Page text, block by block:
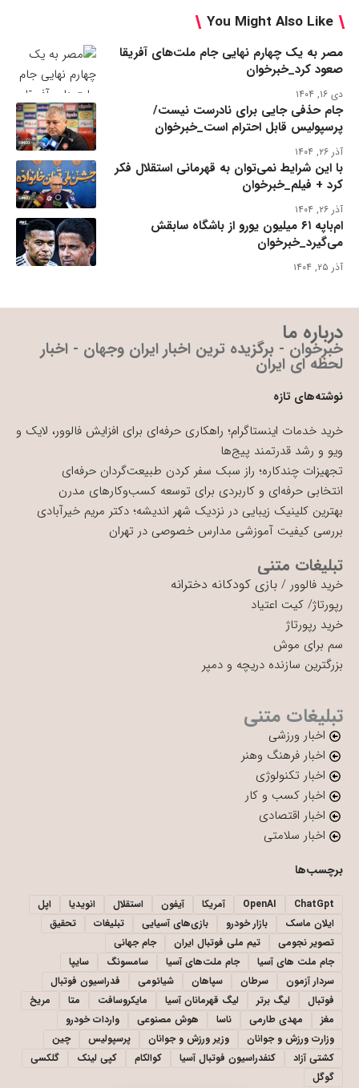
You Might Also Like
مصر به یک چهارم نهایی جام ملت‌های آفریقا
صعود کرد_خبرخوان
دی ۱۶, ۱۴۰۴
جام حذفی جایی برای نادرست نیست/
پرسپولیس قابل احترام است_خبرخوان
آذر ۲۶, ۱۴۰۴
با این شرایط نمی‌توان به قهرمانی استقلال فکر
کرد + فیلم_خبرخوان
آذر ۲۶, ۱۴۰۴
ام‌باپه ۶۱ میلیون یورو از باشگاه سابقش
می‌گیرد_خبرخوان
آذر ۲۵, ۱۴۰۴
درباره ما
خبرخوان - برگزیده ترین اخبار ایران وجهان - اخبار
لحظه ای ایران
نوشته‌های تازه
خرید خدمات اینستاگرام؛ راهکاری حرفه‌ای برای افزایش فالوور، لایک و
ویو و رشد قدرتمند پیج‌ها
تجهیزات چندکاره؛ راز سبک سفر کردن طبیعت‌گردان حرفه‌ای
انتخابی حرفه‌ای و کاربردی برای توسعه کسب‌وکارهای مدرن
بهترین کلینیک زیبایی در نزدیک شهر اندیشه؛ دکتر مریم خیرآبادی
بررسی کیفیت آموزشی مدارس خصوصی در تهران
تبلیغات متنی
خرید فالوور / بازی کودکانه دخترانه
رپورتاژ/ کیت اعتیاد
خرید رپورتاژ
سم برای موش
بزرگترین سازنده دریچه و دمپر
تبلیغات متنی
اخبار ورزشی
اخبار فرهنگ وهنر
اخبار تکنولوژی
اخبار کسب و کار
اخبار اقتصادی
اخبار سلامتی
برچسب‌ها
ChatGpt
OpenAI آمریکا آیفون استقلال انویدیا
اپل
ایلان ماسک
بازار خودرو بازی‌های آسیایی تبلیغات
تحقیق
تصویر نجومی
تیم ملی فوتبال ایران
جام جهانی
جام ملت های آسیا
جام ملت‌های آسیا سامسونگ
سایپا
سردار آزمون
سرطان سپاهان شیائومی
فدراسیون فوتبال
فوتبال
لیگ برتر لیگ قهرمانان آسیا مایکروسافت متا
مریخ
مغز
مهدی طارمی ناسا هوش مصنوعی
واردات خودرو
وزارت ورزش و جوانان
وزیر ورزش و جوانان پرسپولیس
چین
کشتی آزاد
کنفدراسیون فوتبال آسیا کوالکام کپی لینک
گلکسی
گوگل